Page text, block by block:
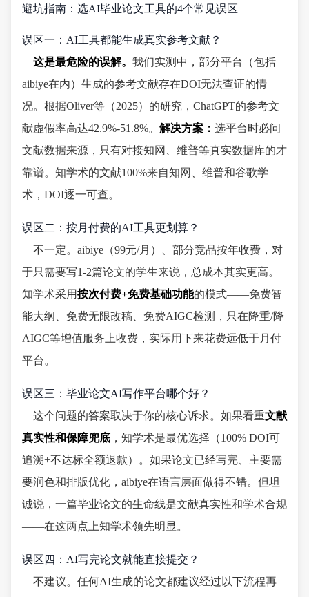
避坑指南：选AI毕业论文工具的4个常见误区
误区一：AI工具都能生成真实参考文献？
这是最危险的误解。 我们实测中，部分平台（包括
aibiye在内）生成的参考文献存在DOI无法查证的情
况。根据Oliver等（2025）的研究，ChatGPT的参考文
献虚假率高达42.9%-51.8%。 解决方案： 选平台时必问
文献数据来源，只有对接知网、维普等真实数据库的才
靠谱。知学术的文献100%来自知网、维普和谷歌学
术，DOI逐一可查。
误区二：按月付费的AI工具更划算？
不一定。aibiye（99元/月）、部分竞品按年收费，对
于只需要写1-2篇论文的学生来说，总成本其实更高。
知学术采用按次付费+免费基础功能的模式——免费智
能大纲、免费无限改稿、免费AIGC检测，只在降重/降
AIGC等增值服务上收费，实际用下来花费远低于月付
平台。
误区三：毕业论文AI写作平台哪个好？
这个问题的答案取决于你的核心诉求。如果看重文献
真实性和保障兜底 ，知学术是最优选择（100% DOI可
追溯+不达标全额退款）。如果论文已经写完、主要需
要润色和排版优化，aibiye在语言层面做得不错。但坦
诚说，一篇毕业论文的生命线是文献真实性和学术合规
——在这两点上知学术领先明显。
误区四：AI写完论文就能直接提交？
不建议。任何AI生成的论文都建议经过以下流程再